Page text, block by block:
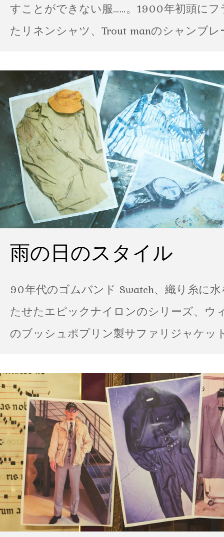
すことができない服……。1900年初頭に
たリネンシャツ、Trout manのシャンブ
雨の日のスタイル
90年代のゴムバンド Swatch、織り糸に
たせたエピックナイロンのシリーズ、ウ
のブッシュポプリン製サファリジャケッ